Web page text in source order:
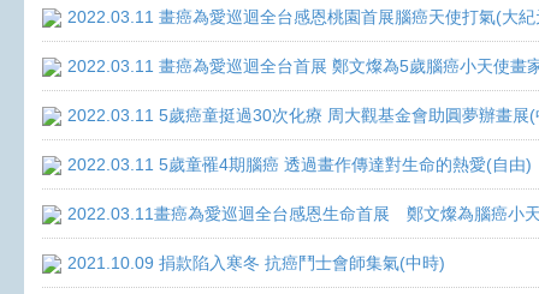
2022.03.11 畫癌為愛巡迴全台感恩桃園首展腦癌天使打氣(大紀
2022.03.11 畫癌為愛巡迴全台首展 鄭文燦為5歲腦癌小天使畫
2022.03.11 5歲癌童挺過30次化療 周大觀基金會助圓夢辦畫展
2022.03.11 5歲童罹4期腦癌 透過畫作傳達對生命的熱愛(自由)
2022.03.11畫癌為愛巡迴全台感恩生命首展 鄭文燦為腦癌小
2021.10.09 捐款陷入寒冬 抗癌鬥士會師集氣(中時)